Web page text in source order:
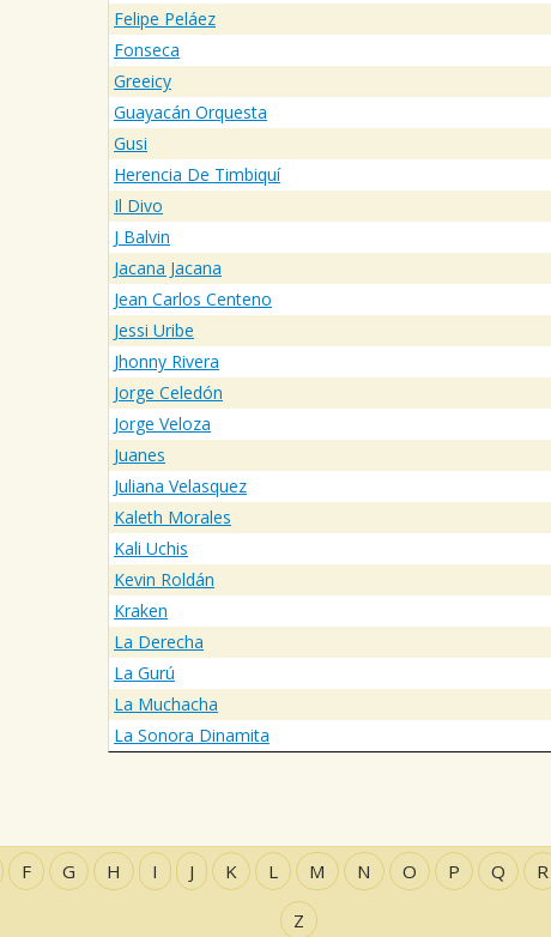
Felipe Peláez
Fonseca
Greeicy
Guayacán Orquesta
Gusi
Herencia De Timbiquí
Il Divo
J Balvin
Jacana Jacana
Jean Carlos Centeno
Jessi Uribe
Jhonny Rivera
Jorge Celedón
Jorge Veloza
Juanes
Juliana Velasquez
Kaleth Morales
Kali Uchis
Kevin Roldán
Kraken
La Derecha
La Gurú
La Muchacha
La Sonora Dinamita
F G H I J K L M N O P Q R
Z